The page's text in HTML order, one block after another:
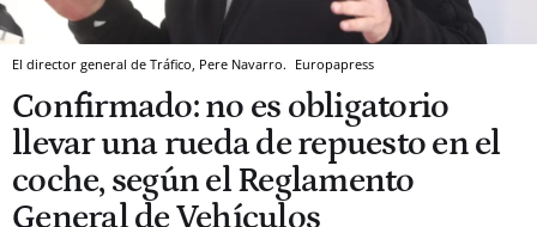
El director general de Tráfico, Pere Navarro. Europapress
Confirmado: no es obligatorio
llevar una rueda de repuesto en el
coche, según el Reglamento
General de Vehículos